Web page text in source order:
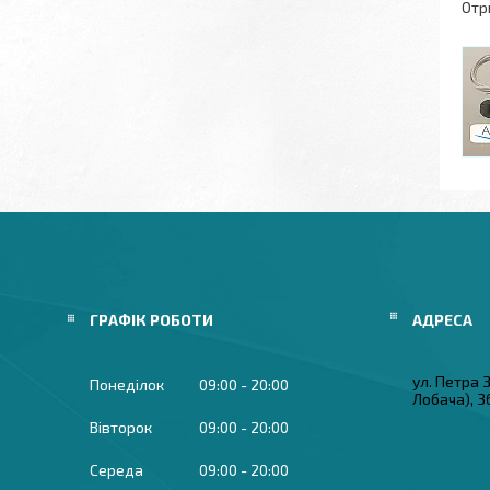
ГРАФІК РОБОТИ
Понеділок 09:00 20:00
Вівторок 09:00 20:00
Середа 09:00 20:00
ул. Петра
Лобача),